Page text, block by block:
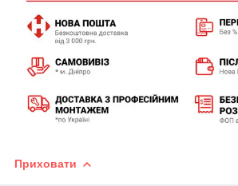
Приховати